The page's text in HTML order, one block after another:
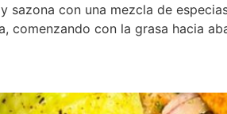
sazona con una mezcla de
comenzando con la grasa hacia